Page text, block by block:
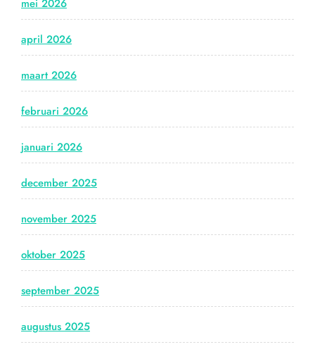
mei 2026
april 2026
maart 2026
februari 2026
januari 2026
december 2025
november 2025
oktober 2025
september 2025
augustus 2025